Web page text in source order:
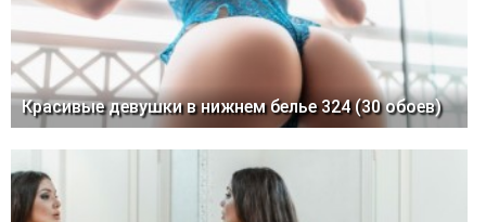
Красивые девушки в нижнем белье 324 (30 обоев)